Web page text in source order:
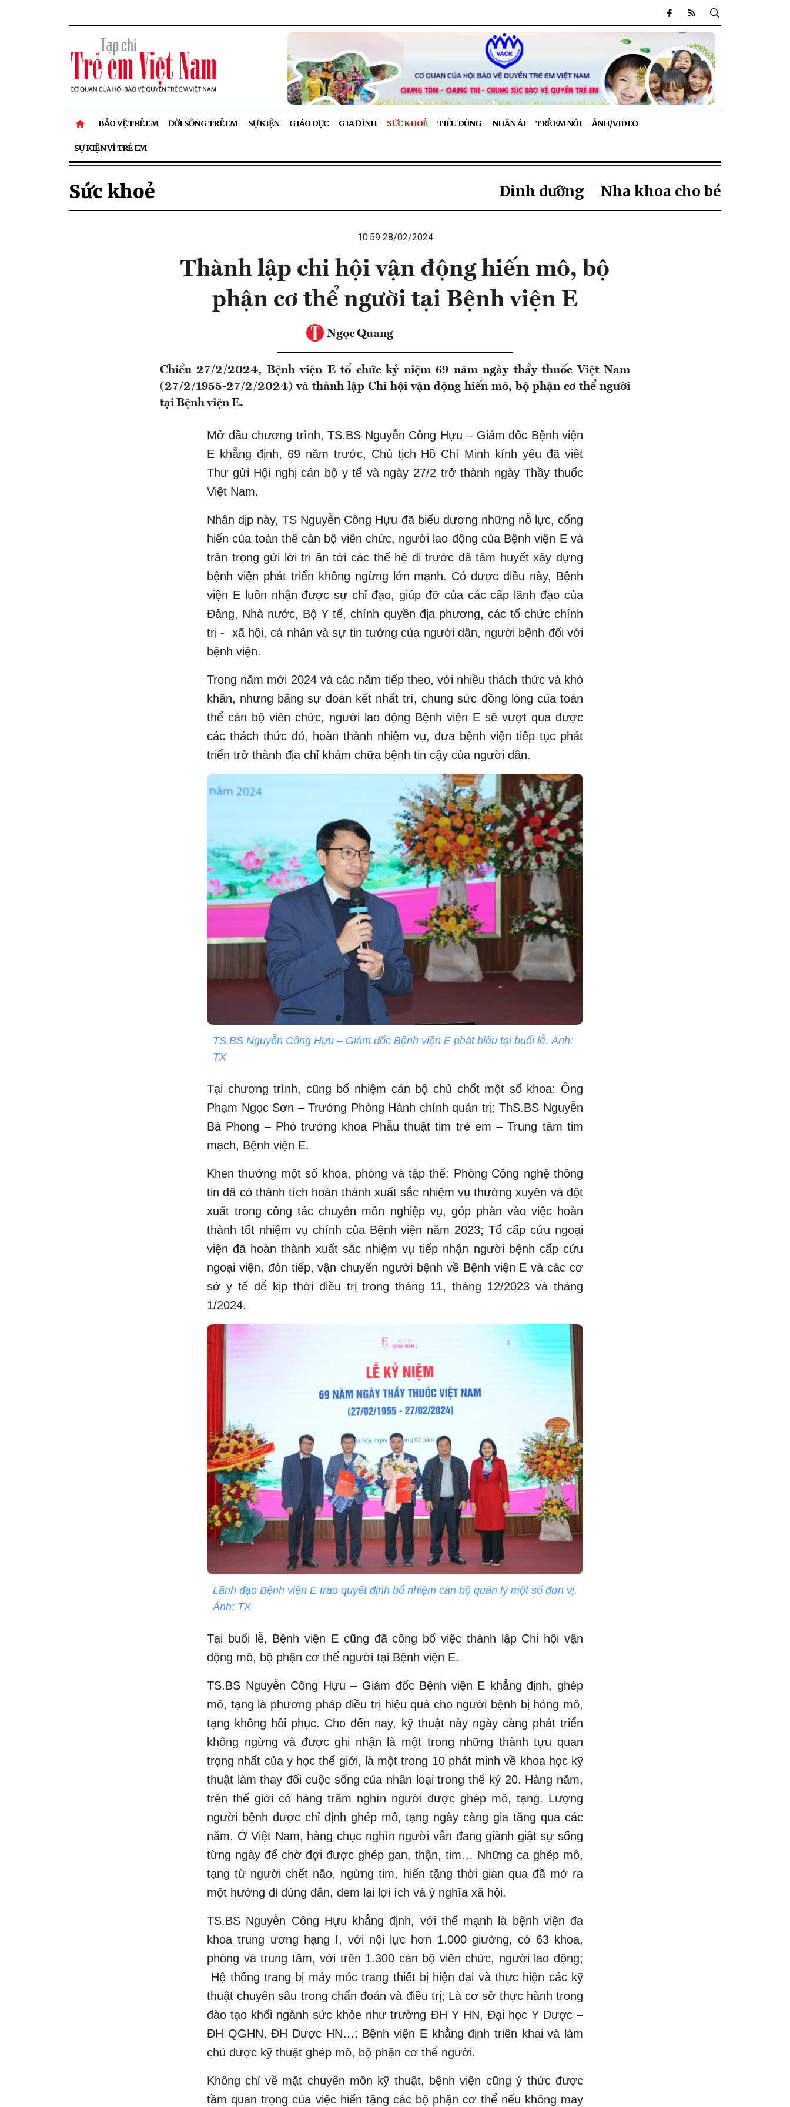
BẢO VỆ TRẺ EM ĐỜI SỐNG TRẺ EM SỰ KIỆN GIÁO DỤC GIA ĐÌNH SỨC KHOẺ TIÊU DÙNG NHÂN ÁI TRẺ EM NÓI ẢNH/VIDEO
SỰ KIỆN VÌ TRẺ EM
Sức khoẻ Dinh dưỡng Nha khoa cho bé
10:59 28/02/2024
Thành lập chi hội vận động hiến mô, bộ
phận cơ thể người tại Bệnh viện E
Ngọc Quang
Chiều 27/2/2024, Bệnh viện E tổ chức kỷ niệm 69 năm ngày thầy thuốc Việt Nam
(27/2/1955-27/2/2024) và thành lập Chi hội vận động hiến mô, bộ phận cơ thể người
tại Bệnh viện E.
Mở đầu chương trình, TS.BS Nguyễn Công Hựu – Giám đốc Bệnh viện
E khẳng định, 69 năm trước, Chủ tịch Hồ Chí Minh kính yêu đã viết
Thư gửi Hội nghị cán bộ y tế và ngày 27/2 trở thành ngày Thầy thuốc
Việt Nam.
Nhân dịp này, TS Nguyễn Công Hựu đã biểu dương những nỗ lực, cống
hiến của toàn thể cán bộ viên chức, người lao động của Bệnh viện E và
trân trọng gửi lời tri ân tới các thế hệ đi trước đã tâm huyết xây dựng
bệnh viện phát triển không ngừng lớn mạnh. Có được điều này, Bệnh
viện E luôn nhận được sự chỉ đạo, giúp đỡ của các cấp lãnh đạo của
Đảng, Nhà nước, Bộ Y tế, chính quyền địa phương, các tổ chức chính
trị - xã hội, cá nhân và sự tin tưởng của người dân, người bệnh đối với
bệnh viện.
Trong năm mới 2024 và các năm tiếp theo, với nhiều thách thức và khó
khăn, nhưng bằng sự đoàn kết nhất trí, chung sức đồng lòng của toàn
thể cán bộ viên chức, người lao động Bệnh viện E sẽ vượt qua được
các thách thức đó, hoàn thành nhiệm vụ, đưa bệnh viện tiếp tục phát
triển trở thành địa chỉ khám chữa bệnh tin cậy của người dân.
TS.BS Nguyễn Công Hựu – Giám đốc Bệnh viện E phát biểu tại buổi lễ. Ảnh:
TX
Tại chương trình, cũng bổ nhiệm cán bộ chủ chốt một số khoa: Ông
Phạm Ngọc Sơn – Trưởng Phòng Hành chính quản trị; ThS.BS Nguyễn
Bá Phong – Phó trưởng khoa Phẫu thuật tim trẻ em – Trung tâm tim
mạch, Bệnh viện E.
Khen thưởng một số khoa, phòng và tập thể: Phòng Công nghệ thông
tin đã có thành tích hoàn thành xuất sắc nhiệm vụ thường xuyên và đột
xuất trong công tác chuyên môn nghiệp vụ, góp phàn vào việc hoàn
thành tốt nhiệm vụ chính của Bệnh viện năm 2023; Tổ cấp cứu ngoại
viện đã hoàn thành xuất sắc nhiệm vụ tiếp nhận người bệnh cấp cứu
ngoại viện, đón tiếp, vận chuyển người bệnh về Bệnh viện E và các cơ
sở y tế để kịp thời điều trị trong tháng 11, tháng 12/2023 và tháng
1/2024.
Lãnh đạo Bệnh viện E trao quyết định bổ nhiệm cán bộ quản lý một số đơn vị.
Ảnh: TX
Tại buổi lễ, Bệnh viện E cũng đã công bố việc thành lập Chi hội vận
động mô, bộ phận cơ thể người tại Bệnh viện E.
TS.BS Nguyễn Công Hựu – Giám đốc Bệnh viện E khẳng định, ghép
mô, tạng là phương pháp điều trị hiệu quả cho người bệnh bị hỏng mô,
tạng không hồi phục. Cho đến nay, kỹ thuật này ngày càng phát triển
không ngừng và được ghi nhận là một trong những thành tựu quan
trọng nhất của y học thế giới, là một trong 10 phát minh về khoa học kỹ
thuật làm thay đổi cuộc sống của nhân loại trong thế kỷ 20. Hàng năm,
trên thế giới có hàng trăm nghìn người được ghép mô, tạng. Lượng
người bệnh được chỉ định ghép mô, tạng ngày càng gia tăng qua các
năm. Ở Việt Nam, hàng chục nghìn người vẫn đang giành giật sự sống
từng ngày để chờ đợi được ghép gan, thận, tim… Những ca ghép mô,
tạng từ người chết não, ngừng tim, hiến tặng thời gian qua đã mở ra
một hướng đi đúng đắn, đem lại lợi ích và ý nghĩa xã hội.
TS.BS Nguyễn Công Hựu khẳng định, với thế mạnh là bệnh viện đa
khoa trung ương hạng I, với nội lực hơn 1.000 giường, có 63 khoa,
phòng và trung tâm, với trên 1.300 cán bộ viên chức, người lao động;
Hệ thống trang bị máy móc trang thiết bị hiện đại và thực hiện các kỹ
thuật chuyên sâu trong chẩn đoán và điều trị; Là cơ sở thực hành trong
đào tạo khối ngành sức khỏe như trường ĐH Y HN, Đại học Y Dược –
ĐH QGHN, ĐH Dược HN…; Bệnh viện E khẳng định triển khai và làm
chủ được kỹ thuật ghép mô, bộ phận cơ thể người.
Không chỉ về mặt chuyên môn kỹ thuật, bệnh viện cũng ý thức được
tầm quan trọng của việc hiến tặng các bộ phận cơ thể nếu không may